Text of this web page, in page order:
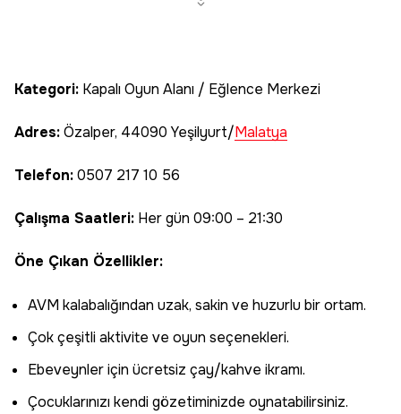
Kategori: Kapalı Oyun Alanı / Eğlence Merkezi
Adres:Özalper, 44090 Yeşilyurt/Malatya
Telefon:0507 217 10 56
Çalışma Saatleri: Her gün 09:00 – 21:30
Öne Çıkan Özellikler:
AVM kalabalığından uzak, sakin ve huzurlu bir ortam.
Çok çeşitli aktivite ve oyun seçenekleri.
Ebeveynler için ücretsiz çay/kahve ikramı.
Çocuklarınızı kendi gözetiminizde oynatabilirsiniz.